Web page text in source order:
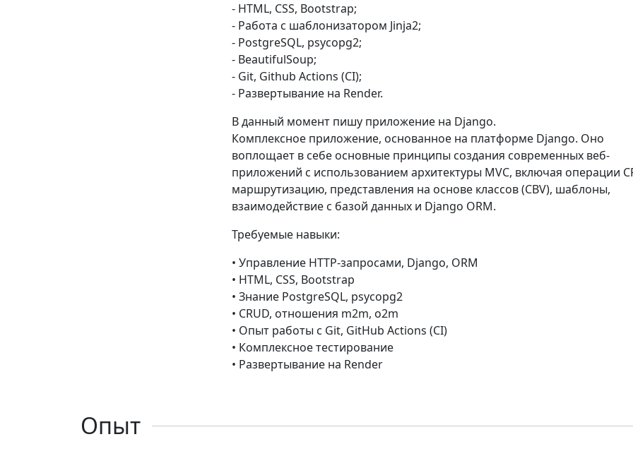
- HTML, CSS, Bootstrap;
- Работа с шаблонизатором Jinja2;
- PostgreSQL, psycopg2;
- BeautifulSoup;
- Git, Github Actions (CI);
- Развертывание на Render.
В данный момент пишу приложение на Django.
Комплексное приложение, основанное на платформе Django. Оно
воплощает в себе основные принципы создания современных веб-
приложений с использованием архитектуры MVC, включая операции
маршрутизацию, представления на основе классов (CBV), шаблоны,
взаимодействие с базой данных и Django ORM.
Требуемые навыки:
• Управление HTTP-запросами, Django, ORM
• HTML, CSS, Bootstrap
• Знание PostgreSQL, psycopg2
• CRUD, отношения m2m, o2m
• Опыт работы с Git, GitHub Actions (CI)
• Комплексное тестирование
• Развертывание на Render
Опыт